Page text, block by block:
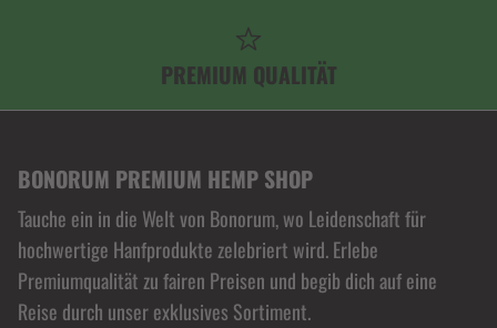
PREMIUM QUALITÄT
BONORUM PREMIUM HEMP SHOP
Tauche ein in die Welt von Bonorum, wo Leidenschaft für
hochwertige Hanfprodukte zelebriert wird. Erlebe
Premiumqualität zu fairen Preisen und begib dich auf eine
Reise durch unser exklusives Sortiment.